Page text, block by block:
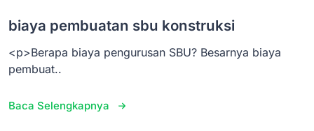
biaya pembuatan sbu konstruksi
<p>Berapa biaya pengurusan SBU? Besarnya biaya
pembuat..
Baca Selengkapnya